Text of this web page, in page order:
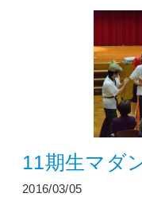
11期生マダ
2016/03/05